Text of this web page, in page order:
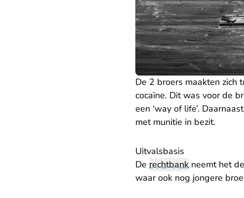
De 2 broers maakten
cocaïne. Dit was voor de
een ‘way of life’.
met munitie in bezit.
Uitvalsbasis
De rechtbank neemt het
waar ook nog jongere